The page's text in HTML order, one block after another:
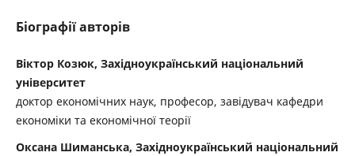
Біографії авторів
Віктор Козюк, Західноукраїнський національний
університет
доктор економічних наук, професор, завідувач кафедри
економіки та економічної теорії
Оксана Шиманська, Західноукраїнський національний